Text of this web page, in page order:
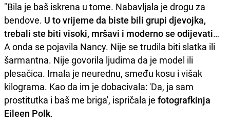
"Bila je baš iskrena u tome. Nabavljala je drogu za
bendove. U to vrijeme da biste bili grupi djevojka,
trebali ste biti visoki, mršavi i moderno se odijevati…
A onda se pojavila Nancy. Nije se trudila biti slatka ili
šarmantna. Nije govorila ljudima da je model ili
plesačica. Imala je neurednu, smeđu kosu i višak
kilograma. Kao da im je dobacivala: 'Da, ja sam
prostitutka i baš me briga', ispričala je fotografkinja
Eileen Polk.